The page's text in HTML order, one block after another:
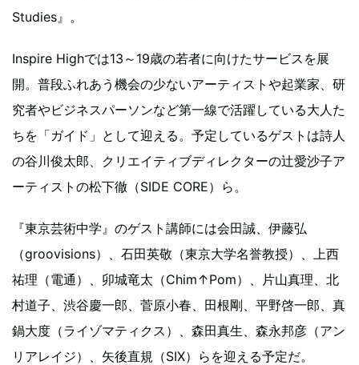
Studies』。
Inspire Highでは13～19歳の若者に向けたサービスを展
開。普段ふれあう機会の少ないアーティストや起業家、研
究者やビジネスパーソンなど第一線で活躍している大人た
ちを「ガイド」として迎える。予定しているゲストは詩人
の谷川俊太郎、クリエイティブディレクターの辻愛沙子ア
ーティストの松下徹（SIDE CORE）ら。
『東京芸術中学』のゲスト講師には会田誠、伊藤弘
（groovisions）、石田英敬（東京大学名誉教授）、上西
祐理（電通）、卯城竜太（Chim↑Pom）、片山真理、北
村道子、渋谷慶一郎、菅原小春、田根剛、平野啓一郎、真
鍋大度（ライゾマティクス）、森田真生、森永邦彦（アン
リアレイジ）、矢後直規（SIX）らを迎える予定だ。